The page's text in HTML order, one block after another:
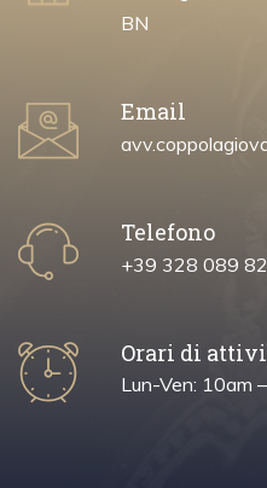
BN
Email
Telefono
+39 328 089
Orari di
Lun-Ven: 10am